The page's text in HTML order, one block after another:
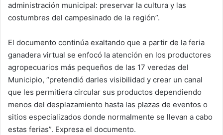
administración municipal: preservar la cultura y las
costumbres del campesinado de la región”.
El documento continúa exaltando que a partir de la feria
ganadera virtual se enfocó la atención en los productores
agropecuarios más pequeños de las 17 veredas del
Municipio, “pretendió darles visibilidad y crear un canal
que les permitiera circular sus productos dependiendo
menos del desplazamiento hasta las plazas de eventos o
sitios especializados donde normalmente se llevan a cabo
estas ferias”. Expresa el documento.